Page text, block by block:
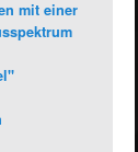
mit einer